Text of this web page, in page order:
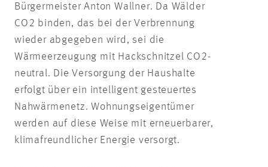
Bürgermeister Anton Wallner. Da Wälder
CO2 binden, das bei der Verbrennung
wieder abgegeben wird, sei die
Wärmeerzeugung mit Hackschnitzel CO2-
neutral. Die Versorgung der Haushalte
erfolgt über ein intelligent gesteuertes
Nahwärmenetz. Wohnungseigentümer
werden auf diese Weise mit erneuerbarer,
klimafreundlicher Energie versorgt.